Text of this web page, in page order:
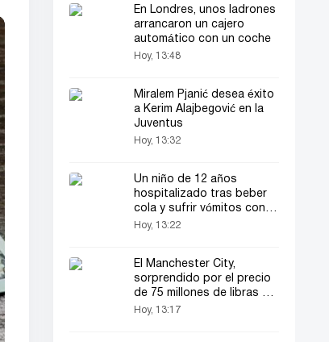
En Londres, unos ladrones
arrancaron un cajero
automático con un coche
Hoy, 13:48
Miralem Pjanić desea éxito
a Kerim Alajbegović en la
Juventus
Hoy, 13:32
Un niño de 12 años
hospitalizado tras beber
cola y sufrir vómitos con
sangre
Hoy, 13:22
El Manchester City,
sorprendido por el precio
de 75 millones de libras de
Malo Gusto
Hoy, 13:17